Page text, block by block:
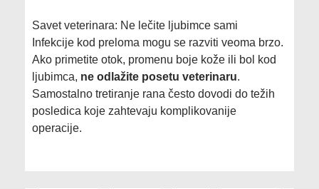
Savet veterinara: Ne lečite ljubimce sami
Infekcije kod preloma mogu se razviti veoma brzo.
Ako primetite otok, promenu boje kože ili bol kod
ljubimca, ne odlažite posetu veterinaru.
Samostalno tretiranje rana često dovodi do težih
posledica koje zahtevaju komplikovanije
operacije.